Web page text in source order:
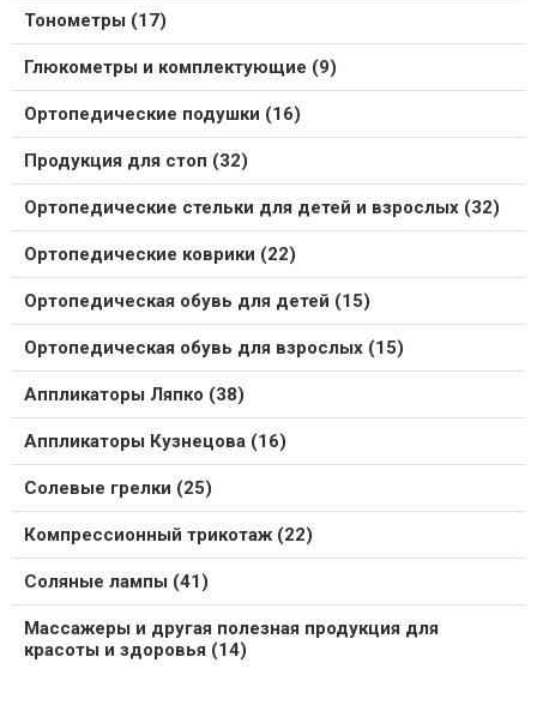
Тонометры (17)
Глюкометры и комплектующие (9)
Ортопедические подушки (16)
Продукция для стоп (32)
Ортопедические стельки для детей и взрослых (32)
Ортопедические коврики (22)
Ортопедическая обувь для детей (15)
Ортопедическая обувь для взрослых (15)
Аппликаторы Ляпко (38)
Аппликаторы Кузнецова (16)
Солевые грелки (25)
Компрессионный трикотаж (22)
Соляные лампы (41)
Массажеры и другая полезная продукция для
красоты и здоровья (14)